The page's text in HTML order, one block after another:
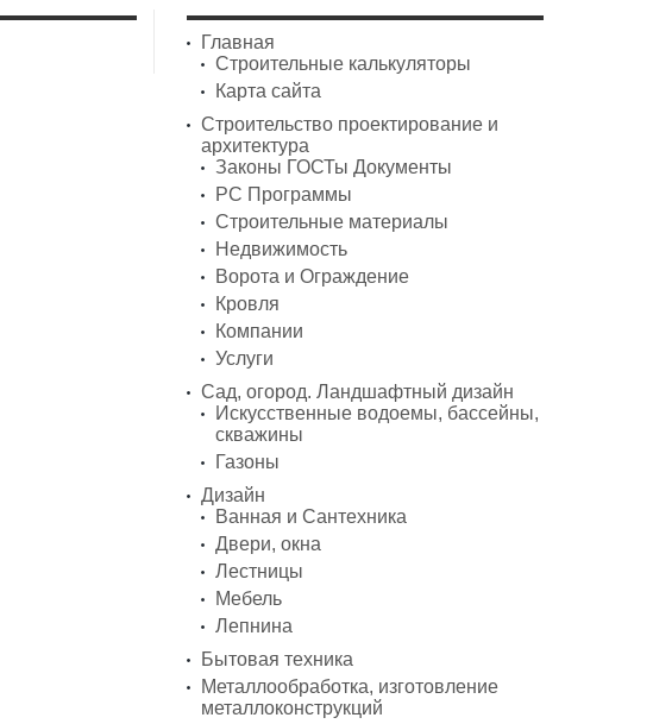
Главная
Строительные калькуляторы
Карта сайта
Строительство проектирование и
архитектура
Законы ГОСТы Документы
PC Программы
Строительные материалы
Недвижимость
Ворота и Ограждение
Кровля
Компании
Услуги
Сад, огород. Ландшафтный дизайн
Искусственные водоемы, бассейны,
скважины
Газоны
Дизайн
Ванная и Сантехника
Двери, окна
Лестницы
Мебель
Лепнина
Бытовая техника
Металлообработка, изготовление
металлоконструкций